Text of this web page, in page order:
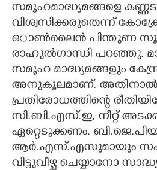
സമൂഹമാദ്ധ്യമങ്ങളെ
വിശ്വസിക്കരുതെന്ന്
ഒാൺലൈൻ പിന്തുണ
രാഹുൽഗാന്ധി പറഞ്ഞു.
സമൂഹ മാദ്ധ്യമങ്ങളും
അനുകൂലമാണ്.
പ്രതിരോധത്തിന്റെ
സി.ബി.എസ്.ഇ, നീറ്റ്
ഏറ്റെടുക്കണം.
ആർ‌.എസ്‌.എസുമായും
വിട്ടുവീഴ്ച ചെയ്യാനോ